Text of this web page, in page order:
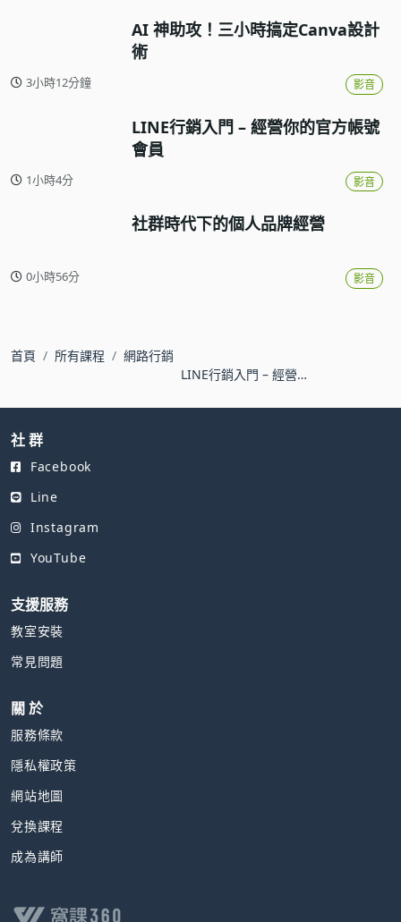
AI 神助攻！三小時搞定Canva設計
術
3小時12分鐘 影音
LINE行銷入門 – 經營你的官方帳號
會員
1小時4分 影音
社群時代下的個人品牌經營
0小時56分 影音
首頁 所有課程
網路行銷
LINE行銷入門 – 經營你
社 群
Facebook
Line
Instagram
YouTube
支援服務
教室安裝
常見問題
關 於
服務條款
隱私權政策
網站地圖
兌換課程
成為講師